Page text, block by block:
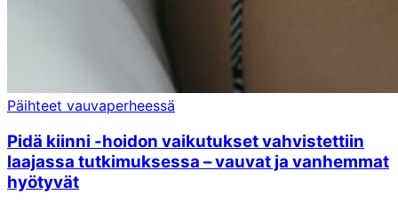
Päihteet vauvaperheessä
Pidä kiinni -hoidon vaikutukset vahvistettiin
laajassa tutkimuksessa – vauvat ja vanhemmat
hyötyvät